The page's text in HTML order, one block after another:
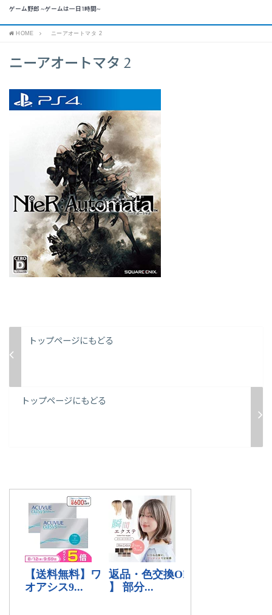
ゲーム野郎 ~ゲームは一日1時間~
HOME ニーアオートマタ 2
ニーアオートマタ 2
トップページにもどる
トップページにもどる